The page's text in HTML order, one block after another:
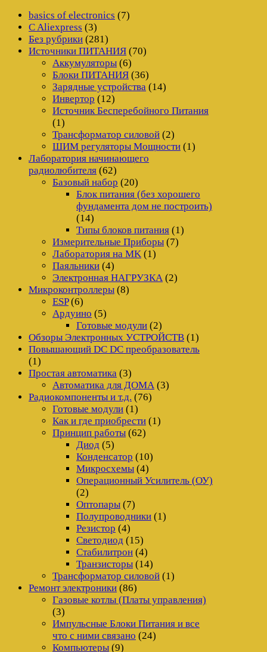
basics of electronics (7)
C Aliexpress (3)
Без рубрики (281)
Источники ПИТАНИЯ (70)
Аккумуляторы (6)
Блоки ПИТАНИЯ (36)
Зарядные устройства (14)
Инвертор (12)
Источник Бесперебойного Питания
(1)
Трансформатор силовой (2)
ШИМ регуляторы Мощности (1)
Лаборатория начинающего
радиолюбителя (62)
Базовый набор (20)
Блок питания (без хорошего
фундамента дом не построить)
(14)
Типы блоков питания (1)
Измерительные Приборы (7)
Лаборатория на MK (1)
Паяльники (4)
Электронная НАГРУЗКА (2)
Микроконтроллеры (8)
ESP(6)
Ардуино (5)
Готовые модули (2)
Обзоры Электронных УСТРОЙСТВ (1)
Повышающий DC DC преобразователь
(1)
Простая автоматика (3)
Автоматика для ДОМА (3)
Радиокомпоненты и т.д. (76)
Готовые модули (1)
Как и где приобрести (1)
Принцип работы (62)
Диод (5)
Конденсатор (10)
Микросхемы (4)
Операционный Усилитель (ОУ)
(2)
Оптопары (7)
Полупроводники (1)
Резистор (4)
Светодиод (15)
Стабилитрон (4)
Транзисторы (14)
Трансформатор силовой (1)
Ремонт электроники (86)
Газовые котлы (Платы управления)
(3)
Импульсные Блоки Питания и все
что с ними связано (24)
Компьютеры (9)